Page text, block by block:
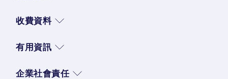
收費資料
有用資訊
企業社會責任